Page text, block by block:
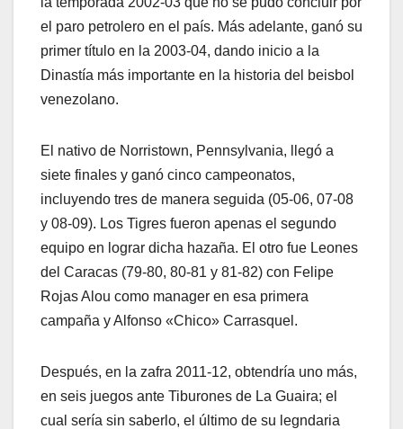
el paro petrolero en el país. Más adelante, ganó su
primer título en la 2003-04, dando inicio a la
Dinastía más importante en la historia del beisbol
venezolano.
El nativo de Norristown, Pennsylvania, llegó a
siete finales y ganó cinco campeonatos,
incluyendo tres de manera seguida (05-06, 07-08
y 08-09). Los Tigres fueron apenas el segundo
equipo en lograr dicha hazaña. El otro fue Leones
del Caracas (79-80, 80-81 y 81-82) con Felipe
Rojas Alou como manager en esa primera
campaña y Alfonso «Chico» Carrasquel.
Después, en la zafra 2011-12, obtendría uno más,
en seis juegos ante Tiburones de La Guaira; el
cual sería sin saberlo, el último de su legndaria